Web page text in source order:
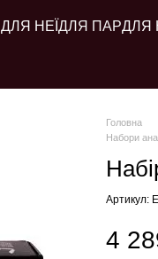
ДЛЯ НЕЇ ДЛЯ ПАРДЛЯ
Головна
Набори
Артикул:
4